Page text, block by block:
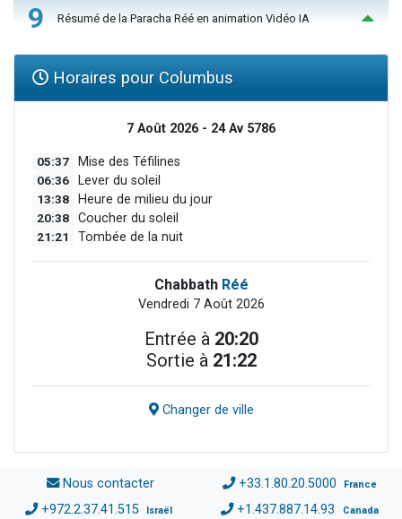
9 Résumé de la Paracha Réé en animation Vidéo IA
Horaires pour Columbus
7 Août 2026 - 24 Av 5786
05:37 Mise des Téfilines
06:36 Lever du soleil
13:38 Heure de milieu du jour
20:38 Coucher du soleil
21:21 Tombée de la nuit
Chabbath Réé
Vendredi 7 Août 2026
Entrée à 20:20
Sortie à 21:22
Changer de ville
Nous contacter +33.1.80.20.5000 France
+972.2.37.41.515 Israël +1.437.887.14.93 Canada